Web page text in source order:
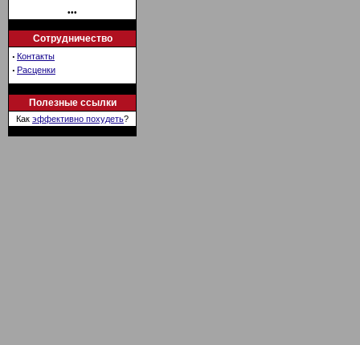
•••
Сотрудничество
· Контакты
· Расценки
Полезные ссылки
Как эффективно похудеть?